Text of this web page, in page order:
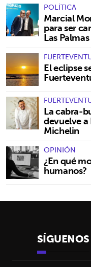
POLÍTICA
Marcial
para ser
Las Palmas
El eclipse
La cabra-
devuelve
Michelin
OPINIÓN
¿En qué
humanos?
SÍGUENOS